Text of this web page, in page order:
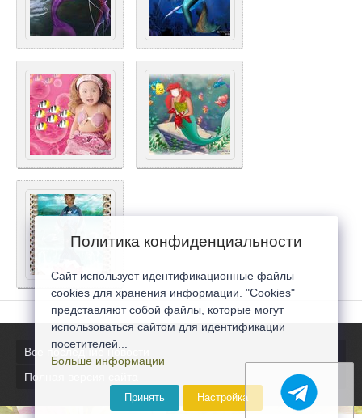
Все последние новости
Полная версия сайта
Политика конфиденциальности
Сайт использует идентификационные файлы
cookies для хранения информации. "Cookies"
представляют собой файлы, которые могут
использоваться сайтом для идентификации
посетителей...
Больше информации
Принять Настройка